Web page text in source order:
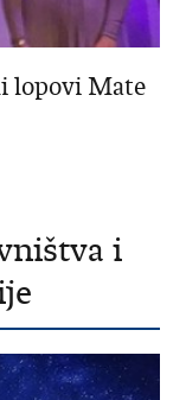
lopovi Mate
i